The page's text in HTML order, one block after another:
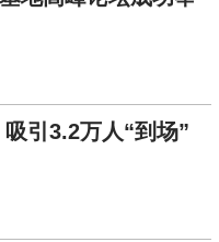
引3.2万人“到场”